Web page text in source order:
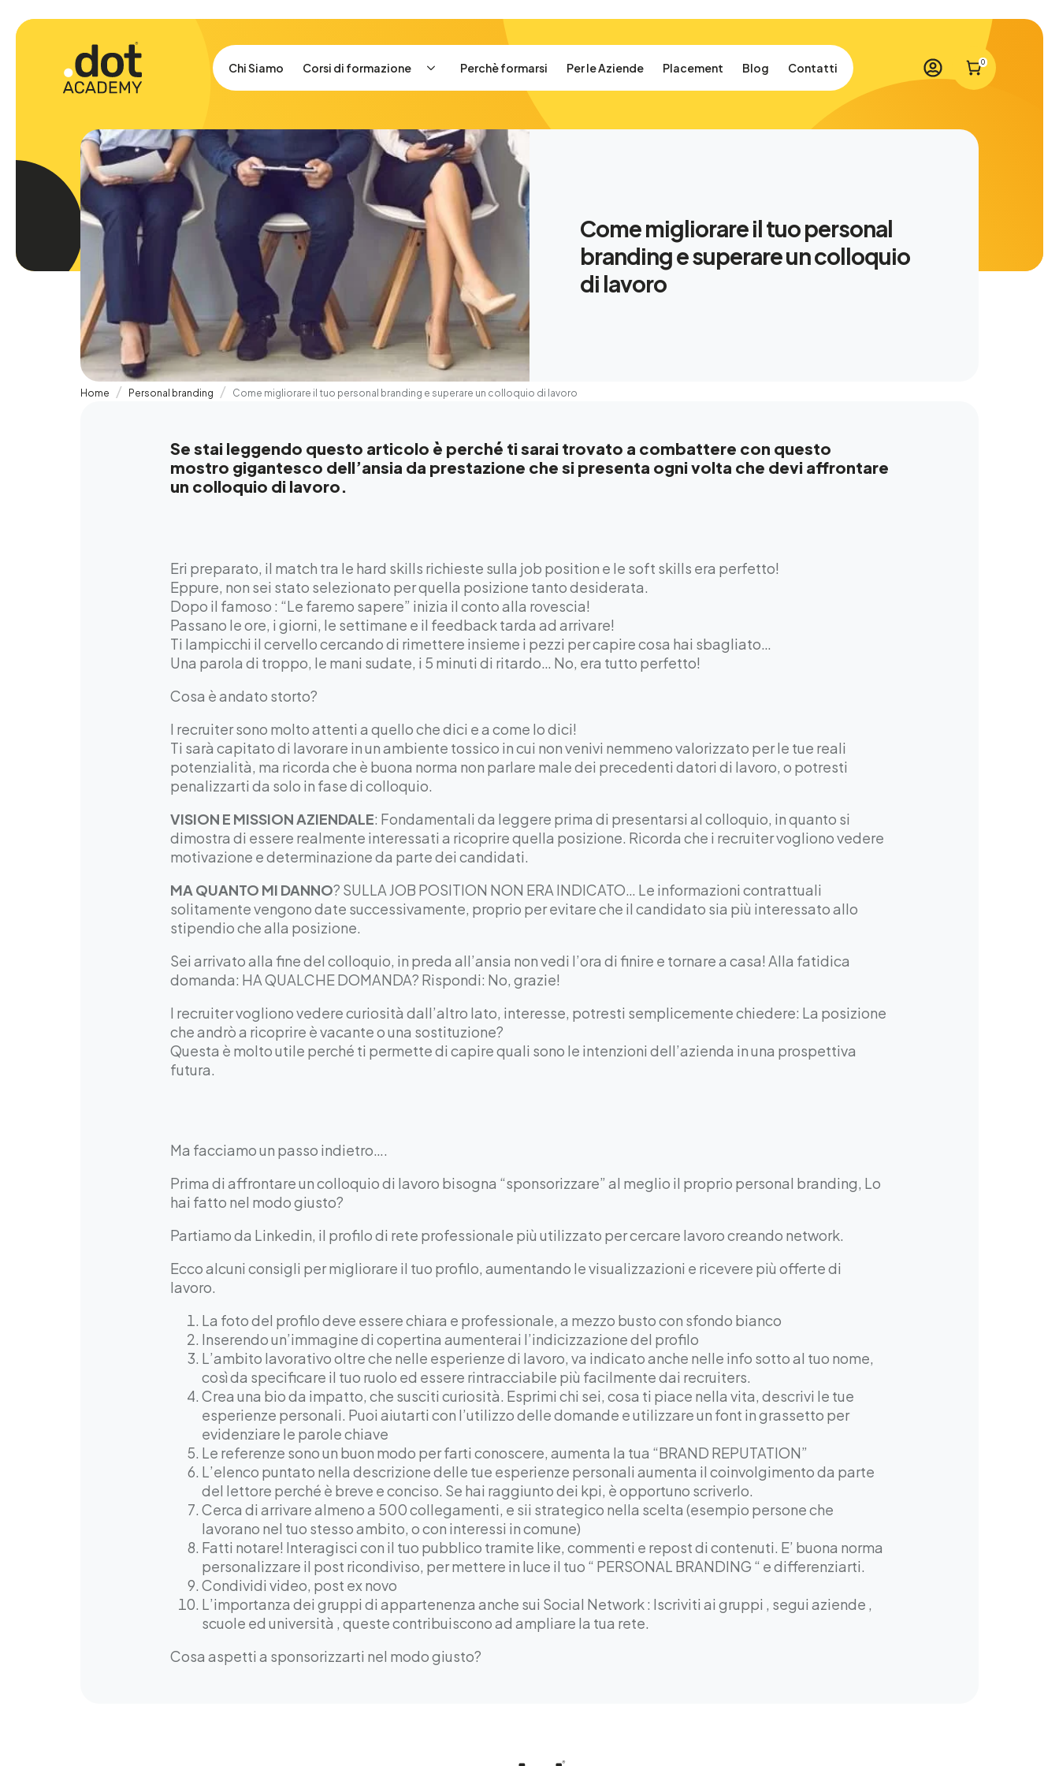
Chi Siamo Corsi di formazione Perchè formarsi Per le Aziende Placement Blog Contatti 0
Come migliorare il tuo personal
branding e superare un colloquio
di lavoro
Home Personal branding Come migliorare il tuo personal branding e superare un colloquio di lavoro
Se stai leggendo questo articolo è perché ti sarai trovato a combattere con questo
mostro gigantesco dell’ansia da prestazione che si presenta ogni volta che devi affrontare
un colloquio di lavoro.
Eri preparato, il match tra le hard skills richieste sulla job position e le soft skills era perfetto!
Eppure, non sei stato selezionato per quella posizione tanto desiderata.
Dopo il famoso : “Le faremo sapere” inizia il conto alla rovescia!
Passano le ore, i giorni, le settimane e il feedback tarda ad arrivare!
Ti lampicchi il cervello cercando di rimettere insieme i pezzi per capire cosa hai sbagliato…
Una parola di troppo, le mani sudate, i 5 minuti di ritardo… No, era tutto perfetto!
Cosa è andato storto?
I recruiter sono molto attenti a quello che dici e a come lo dici!
Ti sarà capitato di lavorare in un ambiente tossico in cui non venivi nemmeno valorizzato per le tue reali
potenzialità, ma ricorda che è buona norma non parlare male dei precedenti datori di lavoro, o potresti
penalizzarti da solo in fase di colloquio.
VISION E MISSION AZIENDALE: Fondamentali da leggere prima di presentarsi al colloquio, in quanto si
dimostra di essere realmente interessati a ricoprire quella posizione. Ricorda che i recruiter vogliono vedere
motivazione e determinazione da parte dei candidati.
MA QUANTO MI DANNO? SULLA JOB POSITION NON ERA INDICATO… Le informazioni contrattuali
solitamente vengono date successivamente, proprio per evitare che il candidato sia più interessato allo
stipendio che alla posizione.
Sei arrivato alla fine del colloquio, in preda all’ansia non vedi l’ora di finire e tornare a casa! Alla fatidica
domanda: HA QUALCHE DOMANDA? Rispondi: No, grazie!
I recruiter vogliono vedere curiosità dall’altro lato, interesse, potresti semplicemente chiedere: La posizione
che andrò a ricoprire è vacante o una sostituzione?
Questa è molto utile perché ti permette di capire quali sono le intenzioni dell’azienda in una prospettiva
futura.
Ma facciamo un passo indietro….
Prima di affrontare un colloquio di lavoro bisogna “sponsorizzare” al meglio il proprio personal branding, Lo
hai fatto nel modo giusto?
Partiamo da Linkedin, il profilo di rete professionale più utilizzato per cercare lavoro creando network.
Ecco alcuni consigli per migliorare il tuo profilo, aumentando le visualizzazioni e ricevere più offerte di
lavoro.
La foto del profilo deve essere chiara e professionale, a mezzo busto con sfondo bianco
Inserendo un’immagine di copertina aumenterai l’indicizzazione del profilo
L’ambito lavorativo oltre che nelle esperienze di lavoro, va indicato anche nelle info sotto al tuo nome,
così da specificare il tuo ruolo ed essere rintracciabile più facilmente dai recruiters.
Crea una bio da impatto, che susciti curiosità. Esprimi chi sei, cosa ti piace nella vita, descrivi le tue
esperienze personali. Puoi aiutarti con l’utilizzo delle domande e utilizzare un font in grassetto per
evidenziare le parole chiave
Le referenze sono un buon modo per farti conoscere, aumenta la tua “BRAND REPUTATION”
L’elenco puntato nella descrizione delle tue esperienze personali aumenta il coinvolgimento da parte
del lettore perché è breve e conciso. Se hai raggiunto dei kpi, è opportuno scriverlo.
Cerca di arrivare almeno a 500 collegamenti, e sii strategico nella scelta (esempio persone che
lavorano nel tuo stesso ambito, o con interessi in comune)
Fatti notare! Interagisci con il tuo pubblico tramite like, commenti e repost di contenuti. E’ buona norma
personalizzare il post ricondiviso, per mettere in luce il tuo “ PERSONAL BRANDING “ e differenziarti.
Condividi video, post ex novo
L’importanza dei gruppi di appartenenza anche sui Social Network : Iscriviti ai gruppi , segui aziende ,
scuole ed università , queste contribuiscono ad ampliare la tua rete.
Cosa aspetti a sponsorizzarti nel modo giusto?